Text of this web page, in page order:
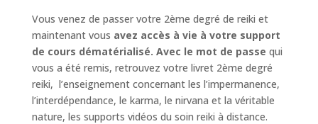
Vous venez de passer votre 2ème degré de reiki et
maintenant vous avez accès à vie à votre support
de cours dématérialisé. Avec le mot de passe qui
vous a été remis, retrouvez votre livret 2ème degré
reiki, l’enseignement concernant les l’impermanence,
l’interdépendance, le karma, le nirvana et la véritable
nature, les supports vidéos du soin reiki à distance.